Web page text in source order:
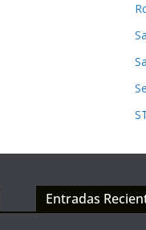
Entradas